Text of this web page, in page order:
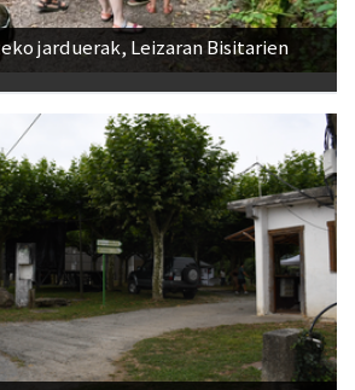
jarduerak, Leizaran Bisitarien